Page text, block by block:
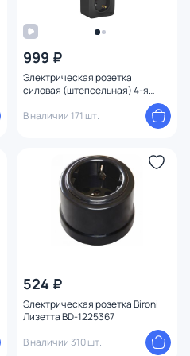
999 ₽
Электрическая розетка
силовая (штепсельная) 4-я
1509228
В наличии 171 шт.
524 ₽
Электрическая розетка Bironi
Лизетта BD-1225367
В наличии 310 шт.